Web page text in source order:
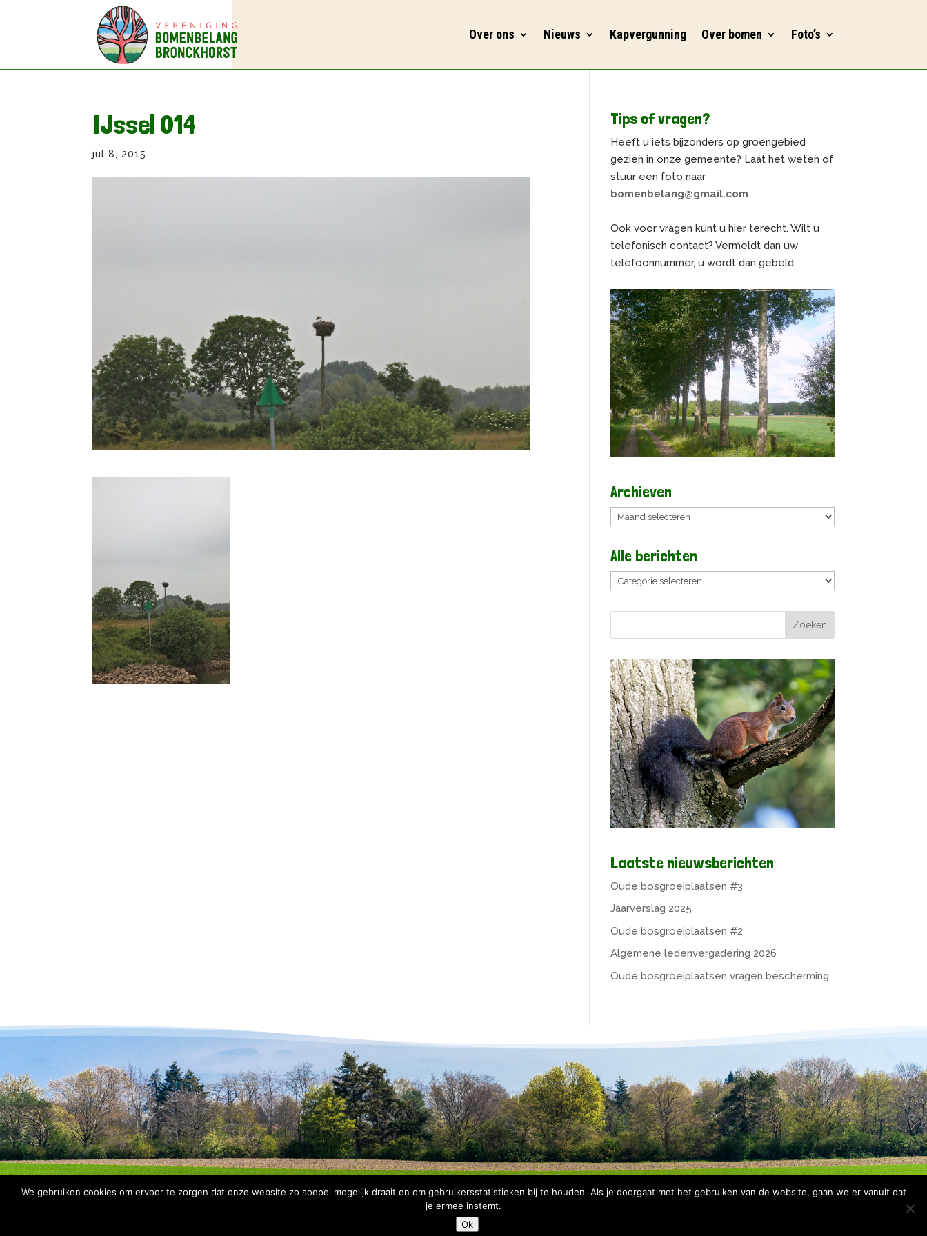
Over ons Nieuws Kapvergunning Over bomen Foto’s
IJssel 014
jul 8, 2015
Tips of vragen?
Heeft u iets bijzonders op groengebied
gezien in onze gemeente? Laat het weten of
stuur een foto naar
bomenbelang@gmail.com.
Ook voor vragen kunt u hier terecht. Wilt u
telefonisch contact? Vermeldt dan uw
telefoonnummer, u wordt dan gebeld.
Archieven
Archieven
Alle berichten
Alle
Laatste nieuwsberichten
Oude bosgroeiplaatsen #3
Jaarverslag 2025
Oude bosgroeiplaatsen #2
Algemene ledenvergadering 2026
Oude bosgroeiplaatsen vragen bescherming
© 2026 Copyright Bomenbelang Bronckhorst |
We gebruiken cookies om ervoor te zorgen dat onze website zo soepel mogelijk draait en om gebruikersstatistieken bij te houden. Als je doorgaat met het gebruiken van de website, gaan we er vanuit dat
je ermee instemt.
Ok